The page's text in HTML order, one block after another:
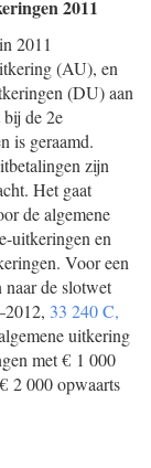
2011
2011
(AU), en
(DU) aan
de 2e
is geraamd.
zijn
Het gaat
de algemene
uitkeringen en
Voor een
de slotwet
33 240 C,
uitkering
met € 1 000
2 000 opwaarts